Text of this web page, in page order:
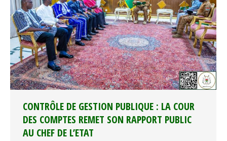
CONTRÔLE DE GESTION PUBLIQUE : LA COUR
DES COMPTES REMET SON RAPPORT PUBLIC
AU CHEF DE L’ETAT